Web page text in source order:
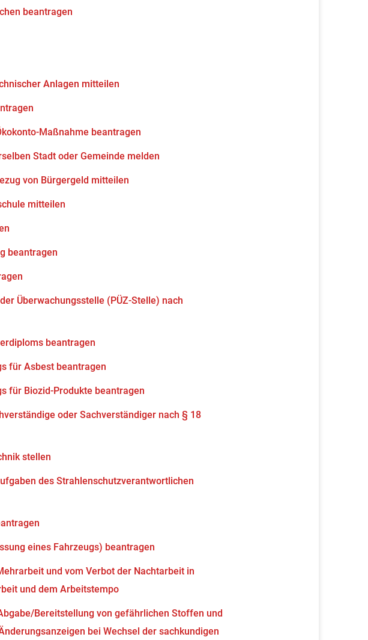
beantragen
Anlagen mitteilen
Maßnahme beantragen
Stadt oder Gemeinde melden
von Bürgergeld mitteilen
mitteilen
beantragen
Überwachungsstelle (PÜZ-Stelle) nach
beantragen
für Asbest beantragen
für Biozid-Produkte beantragen
oder Sachverständiger nach § 18
stellen
des Strahlenschutzverantwortlichen
eines Fahrzeugs) beantragen
und vom Verbot der Nachtarbeit in
und dem Arbeitstempo
Bereitstellung von gefährlichen Stoffen und
bei Wechsel der sachkundigen